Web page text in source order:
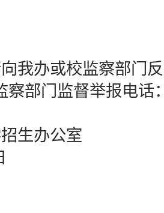
我办或校监察部门
察部门监督举报电话
生办公室